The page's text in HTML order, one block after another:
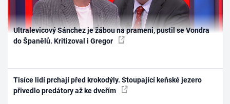
Ultralevicový Sánchez je žábou na prameni, pustil se Vondra
do Španělů. Kritizoval i Gregor
Tisíce lidí prchají před krokodýly. Stoupající keňské jezero
přivedlo predátory až ke dveřím